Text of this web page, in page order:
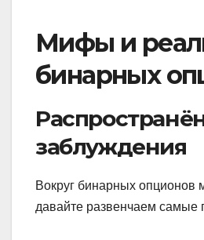
Мифы и
бинарных
заблуждения
Вокруг бинарных опционов
давайте развенчаем самые